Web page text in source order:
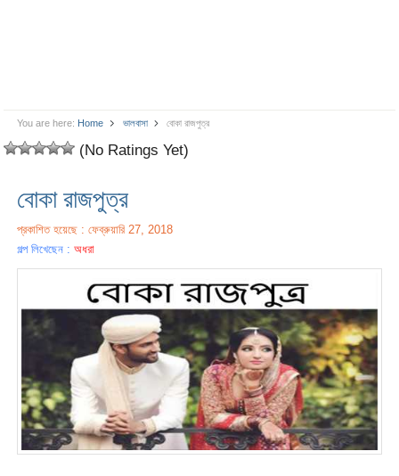
You are here: Home ভালবাসা বোকা রাজপুত্র
(No Ratings Yet)
বোকা রাজপুত্র
প্রকাশিত হয়েছে : ফেব্রুয়ারি 27, 2018
গল্প লিখেছেন :অধরা